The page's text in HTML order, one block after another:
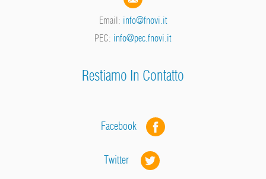
Email: info@fnovi.it
PEC: info@pec.fnovi.it
Restiamo In Contatto
Facebook
Twitter